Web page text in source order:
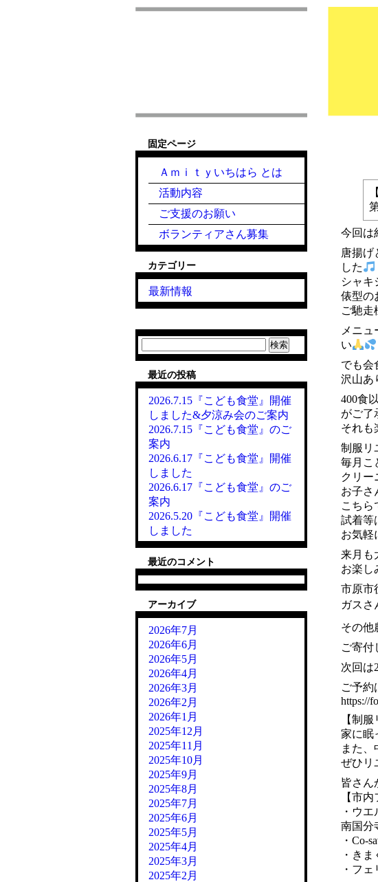
今回は
唐揚げ
した
シャキ
俵型の
ご馳走
メニ
い
でも会
沢山あ
400食
がご了
それも
制服リ
毎月こ
クリー
お子さ
こちら
試着等
お気軽
来月も
お楽し
市原市
ガスさ
その他
ご寄付
次回は
ご予約
https://
【制服
家に眠
また、
ぜひリ
皆さん
【市
・ウ
南国分
・Co-
・き
・フ
固定ページ
Ａｍｉｔｙいちはら とは
活動内容
ご支援のお願い
ボランティアさん募集
カテゴリー
最新情報
索:
最近の投稿
2026.7.15『こども食堂』開催
しました&夕涼み会のご案内
2026.7.15『こども食堂』のご
案内
2026.6.17『こども食堂』開催
しました
2026.6.17『こども食堂』のご
案内
2026.5.20『こども食堂』開催
しました
最近のコメント
アーカイブ
2026年7月
2026年6月
2026年5月
2026年4月
2026年3月
2026年2月
2026年1月
2025年12月
2025年11月
2025年10月
2025年9月
2025年8月
2025年7月
2025年6月
2025年5月
2025年4月
2025年3月
2025年2月